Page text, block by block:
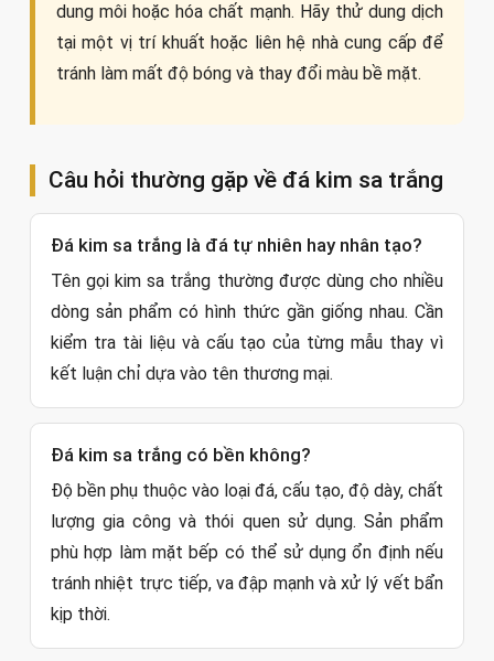
dung môi hoặc hóa chất mạnh. Hãy thử dung dịch
tại một vị trí khuất hoặc liên hệ nhà cung cấp để
tránh làm mất độ bóng và thay đổi màu bề mặt.
Câu hỏi thường gặp về đá kim sa trắng
Đá kim sa trắng là đá tự nhiên hay nhân tạo?
Tên gọi kim sa trắng thường được dùng cho nhiều
dòng sản phẩm có hình thức gần giống nhau. Cần
kiểm tra tài liệu và cấu tạo của từng mẫu thay vì
kết luận chỉ dựa vào tên thương mại.
Đá kim sa trắng có bền không?
Độ bền phụ thuộc vào loại đá, cấu tạo, độ dày, chất
lượng gia công và thói quen sử dụng. Sản phẩm
phù hợp làm mặt bếp có thể sử dụng ổn định nếu
tránh nhiệt trực tiếp, va đập mạnh và xử lý vết bẩn
kịp thời.